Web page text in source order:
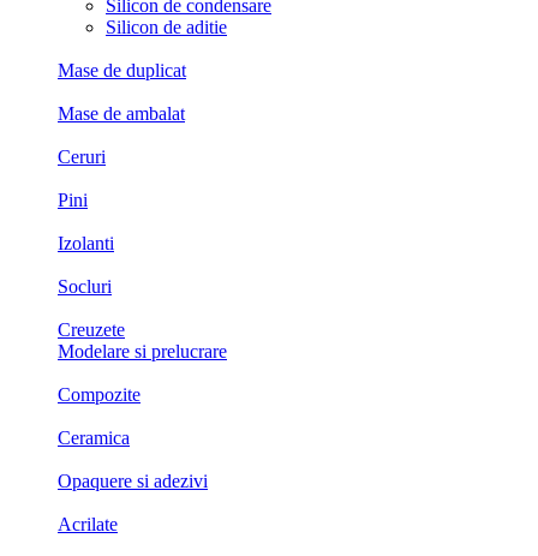
Silicon de condensare
Silicon de aditie
Mase de duplicat
Mase de ambalat
Ceruri
Pini
Izolanti
Socluri
Creuzete
Modelare si prelucrare
Compozite
Ceramica
Opaquere si adezivi
Acrilate